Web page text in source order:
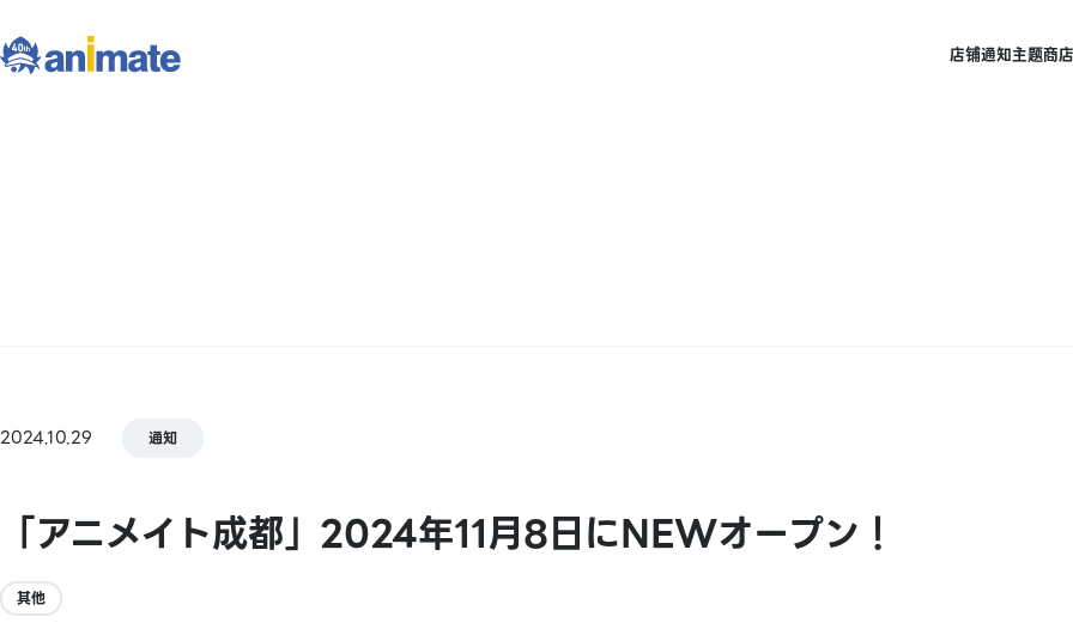
店铺通知主题商店
2024.10.29 通知
「アニメイト成都」2024年11月8日にNEWオープン！
其他